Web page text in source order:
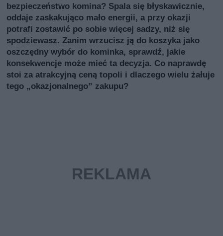
bezpieczeństwo komina? Spala się błyskawicznie,
oddaje zaskakująco mało energii, a przy okazji
potrafi zostawić po sobie więcej sadzy, niż się
spodziewasz. Zanim wrzucisz ją do koszyka jako
oszczędny wybór do kominka, sprawdź, jakie
konsekwencje może mieć ta decyzja. Co naprawdę
stoi za atrakcyjną ceną topoli i dlaczego wielu żałuje
tego „okazjonalnego” zakupu?